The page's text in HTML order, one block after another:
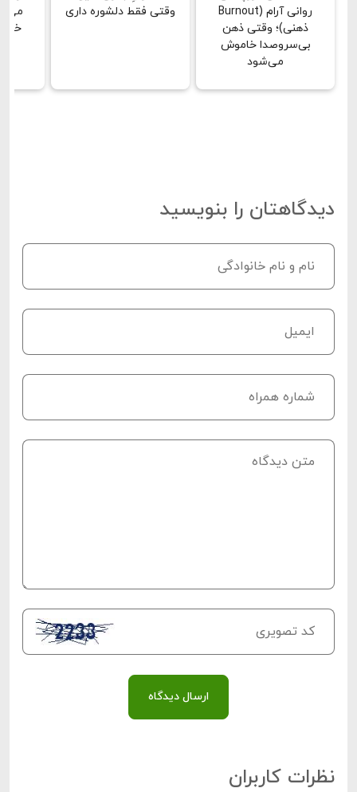
روانی آرام (Burnout
ذهنی)؛ وقتی ذهن
بی‌سروصدا خاموش
می‌شود
وقتی فقط دلشوره داری
خشن
دیدگاهتان را بنویسید
ارسال دیدگاه
نظرات کاربران